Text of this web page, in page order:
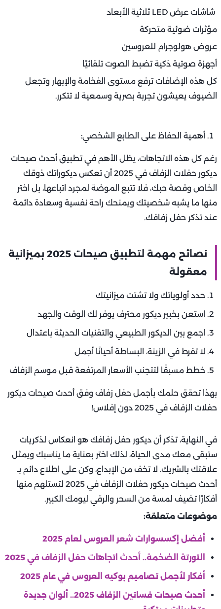
شاشات عرض LED ثلاثية الأبعاد
مؤثرات ضوئية متحركة
عروض هولوجرام للعروسين
أجهزة صوتية ذكية تضبط الصوت تلقائيًا
كل هذه الإضافات ترفع مستوى الفخامة والإبهار وتجعل
الضيوف يعيشون تجربة بصرية وسمعية لا تتكرر.
أهمية الحفاظ على الطابع الشخصي:
رغم كل هذه الاتجاهات، يظل الأهم في تطبيق أحدث صيحات
ديكور حفلات الزفاف في 2025 أن تعكس ديكوراتك ذوقك
الخاص وقصة حبك، فلا تتبع الموضة لمجرد اتباعها، بل اختر
منها ما يشبه شخصيتك ويمنحك راحة نفسية وسعادة دائمة
عند تذكر حفل زفافك.
نصائح مهمة لتطبيق صيحات 2025 بميزانية
معقولة
حدد أولوياتك ولا تشتت ميزانيتك
استعن بخبير ديكور محترف يوفر لك الوقت والجهد
اجمع بين الديكور الطبيعي والتقنيات الحديثة باعتدال
لا تفرط في الزينة، البساطة أحيانًا أجمل
خطط مسبقًا لتتجنب الأسعار المرتفعة قبل موسم الزفاف
بهذا تحقق حلمك بأجمل حفل زفاف وفق أحدث صيحات ديكور
حفلات الزفاف في 2025 دون إفلاس!
في النهاية، تذكر أن ديكور حفل زفافك هو انعكاس لذكريات
ستبقى معك مدى الحياة، لذلك اختر بعناية ما يناسبك ويمثل
علاقتك بالشريك. لا تخف من الإبداع، وكن على اطلاع دائم بـ
أحدث صيحات ديكور حفلات الزفاف في 2025 لتستلهم منها
أفكارًا تضيف لمسة من السحر والرقي ليومك الكبير.
موضوعات متعلقة:
أفضل إكسسوارات شعر العروس لعام 2025
التورتة الضخمة.. أحدث اتجاهات حفل الزفاف في 2025
أفكار لأجمل تصاميم بوكيه العروس في عام 2025
أحدث صيحات فساتين الزفاف 2025.. ألوان جديدة